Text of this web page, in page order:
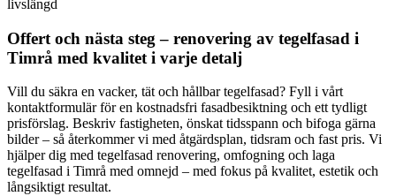
livslängd
Offert och nästa steg – renovering av tegelfasad i
Timrå med kvalitet i varje detalj
Vill du säkra en vacker, tät och hållbar tegelfasad? Fyll i vårt
kontaktformulär för en kostnadsfri fasadbesiktning och ett tydligt
prisförslag. Beskriv fastigheten, önskat tidsspann och bifoga gärna
bilder – så återkommer vi med åtgärdsplan, tidsram och fast pris. Vi
hjälper dig med tegelfasad renovering, omfogning och laga
tegelfasad i Timrå med omnejd – med fokus på kvalitet, estetik och
långsiktigt resultat.